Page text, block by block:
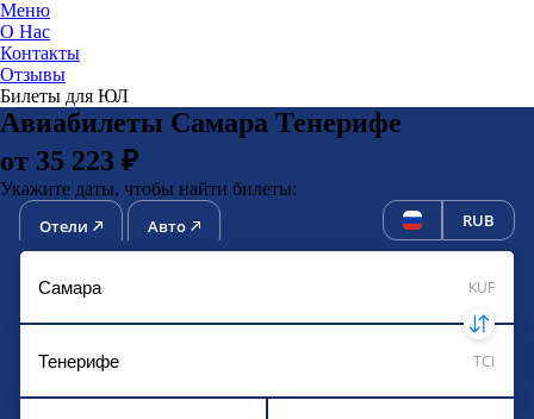
Меню
О Нас
Контакты
Отзывы
Билеты для ЮЛ
Авиабилеты Самара Тенерифе
от 35 223 ₽
Укажите даты, чтобы найти билеты:
Отели Авто RUB
KUF
TCI